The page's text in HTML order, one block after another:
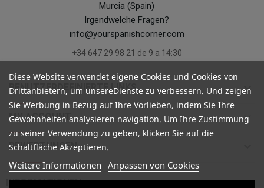
Murcia (Spain)
Irgendwelche Fragen?
info@yourspanishcorner.com
+34 647 29 98 21 de 9 a 14:30
BENUTZERDEFINIERTE LINKS keyboard_arrow_down
MY ACCOUNT keyboard_arrow_down
BEWERTUNGEN
INFORMATIONEN 
Diese Website verwendet eigene Cookies und Cookies von
Drittanbietern, um unsereDienste zu verbessern. Und zeigen
Sie Werbung in Bezug auf Ihre Vorlieben, indem Sie Ihre
Gewohnheiten analysieren navigation. Um Ihre Zustimmung
zu seiner Verwendung zu geben, klicken Sie auf die
Schaltfläche Akzeptieren.
Weitere Informationen Anpassen von Cookies